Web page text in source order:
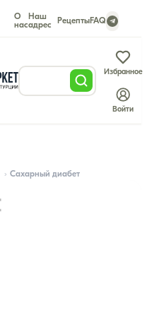
О
нас
Наш
адрес
РецептыFAQ
Избранное
Войти
Сахарный диабет